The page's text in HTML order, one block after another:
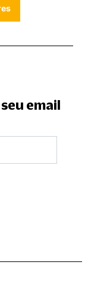
email